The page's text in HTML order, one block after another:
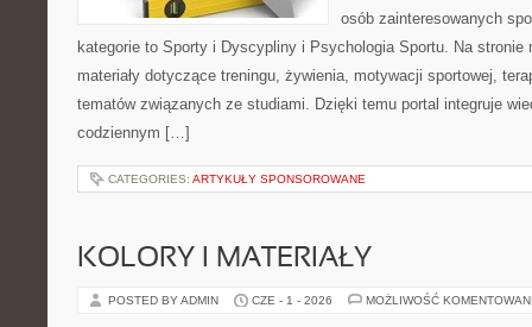
osób zainteresowanych
kategorie to Sporty i Dyscypliny i Psychologia Sportu. Na stronie
materiały dotyczące treningu, żywienia, motywacji sportowej,
tematów związanych ze studiami. Dzięki temu portal integruje
codziennym […]
CATEGORIES: ARTYKUŁY SPONSOROWANE
KOLORY I MATERIAŁY
POSTED BY ADMIN CZE - 1 - 2026 MOŻLIWOŚĆ